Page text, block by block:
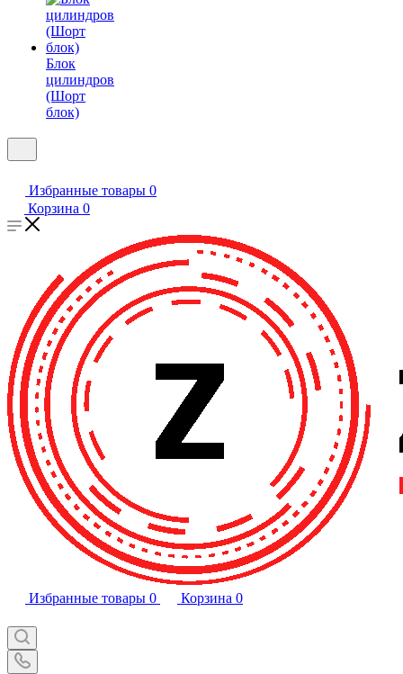
Блок
цилиндров
(Шорт
блок)
Избранные товары 0
Корзина 0
Избранные товары 0 Корзина 0